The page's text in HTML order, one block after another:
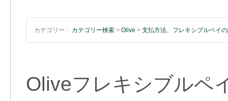
カテゴリー : カテゴリー検索 > Olive > 支払方法、フレキシブルペイ
Oliveフレキシブルペ